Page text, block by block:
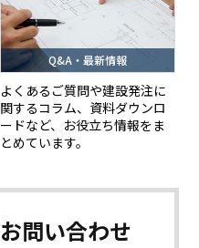
Q&A・最新情報
よくあるご質問や建設発注に
関するコラム、資料ダウンロ
ードなど、お役立ち情報をま
とめています。
お問い合わせ